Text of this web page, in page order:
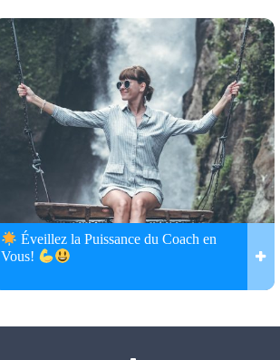
Éveillez la Puissance du Coach en
Vous!